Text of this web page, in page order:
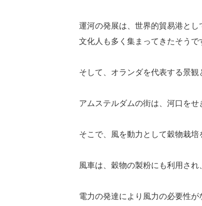
運河の発展は、世界的貿易港と
文化人も多く集まってきたそうで
そして、オランダを代表する景観
アムステルダムの街は、河口を
そこで、風を動力として穀物栽培
風車は、穀物の製粉にも利用さ
電力の発達により風力の必要性